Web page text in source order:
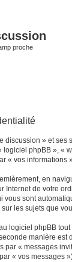
proche
» et
phpBB », «
« vos informations
en
de votre
sont
les sujets que
logiciel phpBB
manière est
par « messages
« vos messages